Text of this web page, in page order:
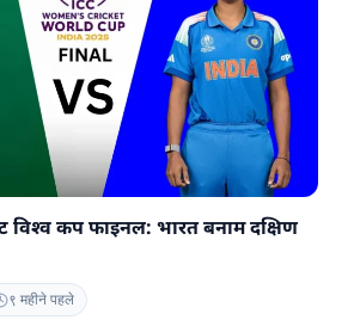
विश्व कप फाइनल: भारत बनाम दक्षिण
९ महीने पहले